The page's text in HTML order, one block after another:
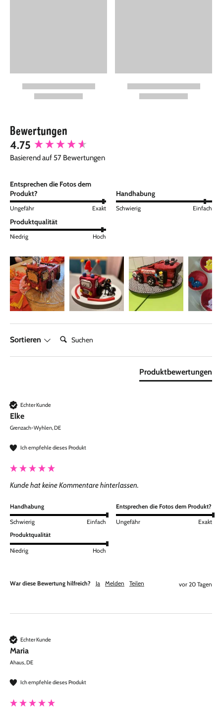
Bewertungen
4.75
Basierend auf 57 Bewertungen
Entsprechen die Fotos dem
Produkt?
Ungefähr Exakt
Handhabung
Schwierig Einfach
Produktqualität
Niedrig Hoch
Sortieren
Suchen:
Produktbewertungen
Echter Kunde
Elke
Grenzach-Wyhlen, DE
Ich empfehle dieses Produkt
Kunde hat keine Kommentare hinterlassen.
Handhabung
Schwierig Einfach
Entsprechen die Fotos dem Produkt?
Ungefähr
Exakt
Produktqualität
Niedrig Hoch
War diese Bewertung hilfreich? Ja Melden Teilen vor 20 Tagen
Echter Kunde
Maria
Ahaus, DE
Ich empfehle dieses Produkt
New content loaded